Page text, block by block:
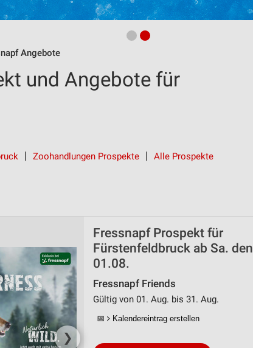
Angebote
und Angebote für
Zoohandlungen Prospekte Alle Prospekte
❯
Fressnapf Prospekt für
Fürstenfeldbruck ab Sa. den
01.08.
Fressnapf Friends
Gültig von 01. Aug. bis 31. Aug.
📅 Kalendereintrag erstellen